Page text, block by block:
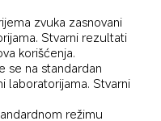
zvuka zasnovani
Stvarni rezultati
korišćenja.
se na standardan
laboratorijama. Stvarni
režimu